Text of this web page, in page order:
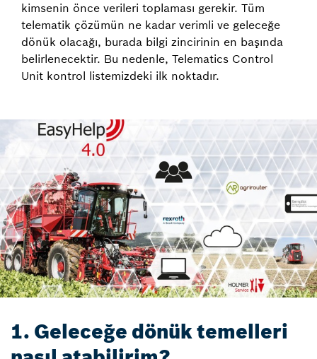
kimsenin önce verileri toplaması gerekir. Tüm
telematik çözümün ne kadar verimli ve geleceğe
dönük olacağı, burada bilgi zincirinin en başında
belirlenecektir. Bu nedenle, Telematics Control
Unit kontrol listemizdeki ilk noktadır.
1. Geleceğe dönük temelleri